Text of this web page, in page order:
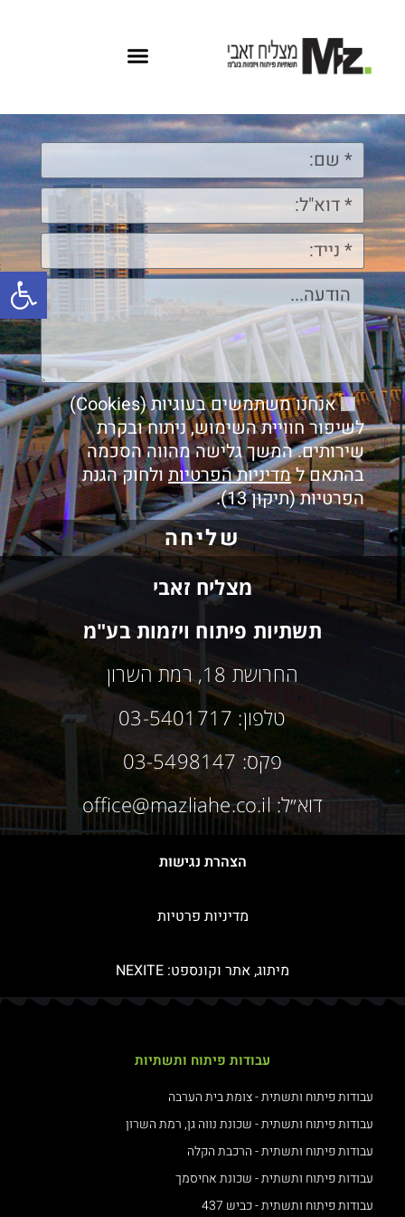
אנחנו משתמשים בעוגיות (Cookies)
לשיפור חוויית השימוש, ניתוח ובקרת
שירותים. המשך גלישה מהווה הסכמה
בהתאם למדיניות הפרטיותולחוק הגנת
הפרטיות (תיקון 13).
שליחה
מצליח זאבי
תשתיות פיתוח ויזמות בע"מ
החרושת 18, רמת השרון
טלפון: 03-5401717
פקס: 03-5498147
דוא״ל: office@mazliahe.co.il
הצהרת נגישות
מדיניות פרטיות
מיתוג, אתר וקונספט: NEXITE
עבודות פיתוח ותשתיות
עבודות פיתוח ותשתית - צומת בית הערבה
עבודות פיתוח ותשתית - שכונת נווה גן, רמת השרון
עבודות פיתוח ותשתית - הרכבת הקלה
עבודות פיתוח ותשתית - שכונת אחיסמך
עבודות פיתוח ותשתית - כביש 437